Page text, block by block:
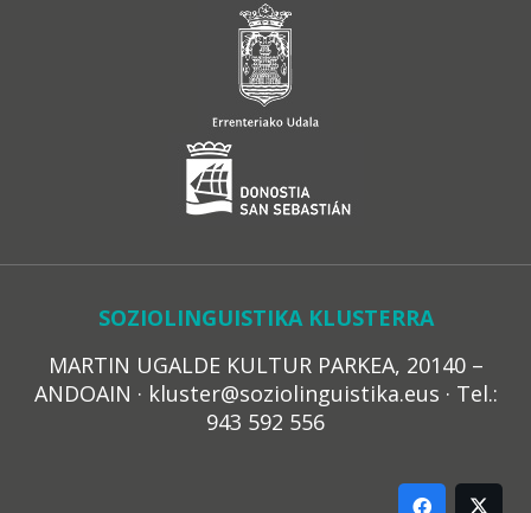
SOZIOLINGUISTIKA KLUSTERRA
MARTIN UGALDE KULTUR PARKEA, 20140 –
ANDOAIN · kluster@soziolinguistika.eus · Tel.:
943 592 556